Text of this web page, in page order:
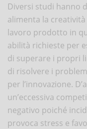
Diversi studi hanno
alimenta la
lavoro prodotto in
abilità richieste per
di superare i propri
di risolvere i
per l’innovazione.
un’eccessiva
negativo poiché
provoca stress e